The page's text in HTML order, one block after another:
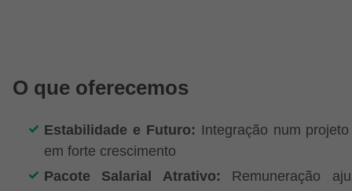
O que oferecemos
Estabilidade e Futuro: Integração num
em forte crescimento
Pacote Salarial Atrativo: Remuneração